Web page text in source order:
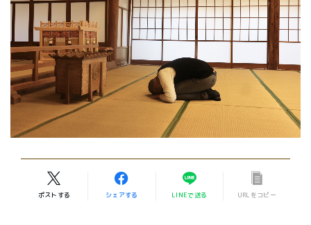
ポストする シェアする LINEで送る URLをコピー